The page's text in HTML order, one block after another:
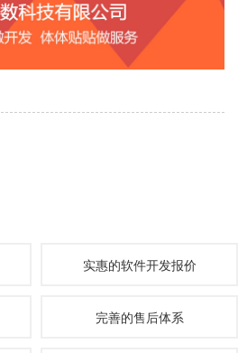
实惠的软件开发报价
完善的售后体系